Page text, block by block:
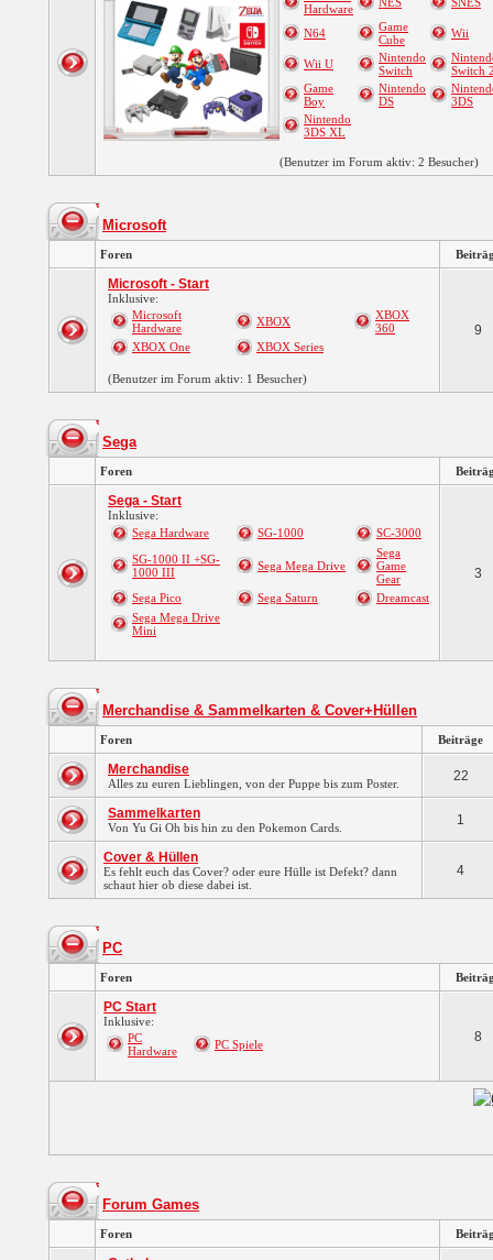
Hardware
N64
Game
Cube
Wii
Wii U
Nintendo
Switch
Switch
Game
Boy
Nintendo
DS
3DS
Nintendo
3DS XL
(Benutzer im Forum aktiv: 2 Besucher)
Microsoft
Foren
Microsoft - Start
Inklusive:
Microsoft
Hardware
XBOX
XBOX
360
XBOX One
XBOX Series
(Benutzer im Forum aktiv: 1 Besucher)
9
Sega
Foren
Sega - Start
Inklusive:
Sega Hardware
SG-1000
SC-3000
SG-1000 II +SG-
1000 III
Sega Mega Drive
Sega
Game
Gear
Sega Pico
Sega Saturn
Dreamcast
Sega Mega Drive
Mini
3
Merchandise & Sammelkarten & Cover+Hüllen
Foren Beiträge
Merchandise
Alles zu euren Lieblingen, von der Puppe bis zum Poster. 22
Sammelkarten
Von Yu Gi Oh bis hin zu den Pokemon Cards. 1
Cover & Hüllen
Es fehlt euch das Cover? oder eure Hülle ist Defekt? dann
schaut hier ob diese dabei ist.
4
PC
Foren
PC Start
Inklusive:
PC
Hardware
PC Spiele 8
Forum Games
Foren